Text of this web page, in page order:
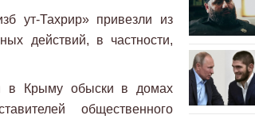
ут-Тахрир» привезли из
действий, в частности,
в Крыму обыски в домах
общественного